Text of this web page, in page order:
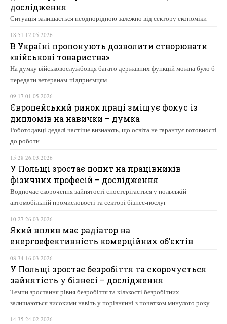
дослідження
Ситуація залишається неоднорідною залежно від сектору економіки
18:51 12.05.2026
В Україні пропонують дозволити створювати
«військові товариства»
На думку військовослужбовця багато державних функцій можна було б
передати ветеранам-підприємцям
09:17 01.05.2026
Європейський ринок праці зміщує фокус із
дипломів на навички – думка
Роботодавці дедалі частіше визнають, що освіта не гарантує готовності
до роботи
15:28 26.03.2026
У Польщі зростає попит на працівників
фізичних професій – дослідження
Водночас скорочення зайнятості спостерігається у польській
автомобільній промисловості та секторі бізнес-послуг
10:27 26.03.2026
Який вплив має радіатор на
енергоефективність комерційних об’єктів
08:34 16.03.2026
У Польщі зростає безробіття та скорочується
зайнятість у бізнесі – дослідження
Темпи зростання рівня безробіття та кількості безробітних
залишаються високими навіть у порівнянні з початком минулого року
14:35 24.02.2026